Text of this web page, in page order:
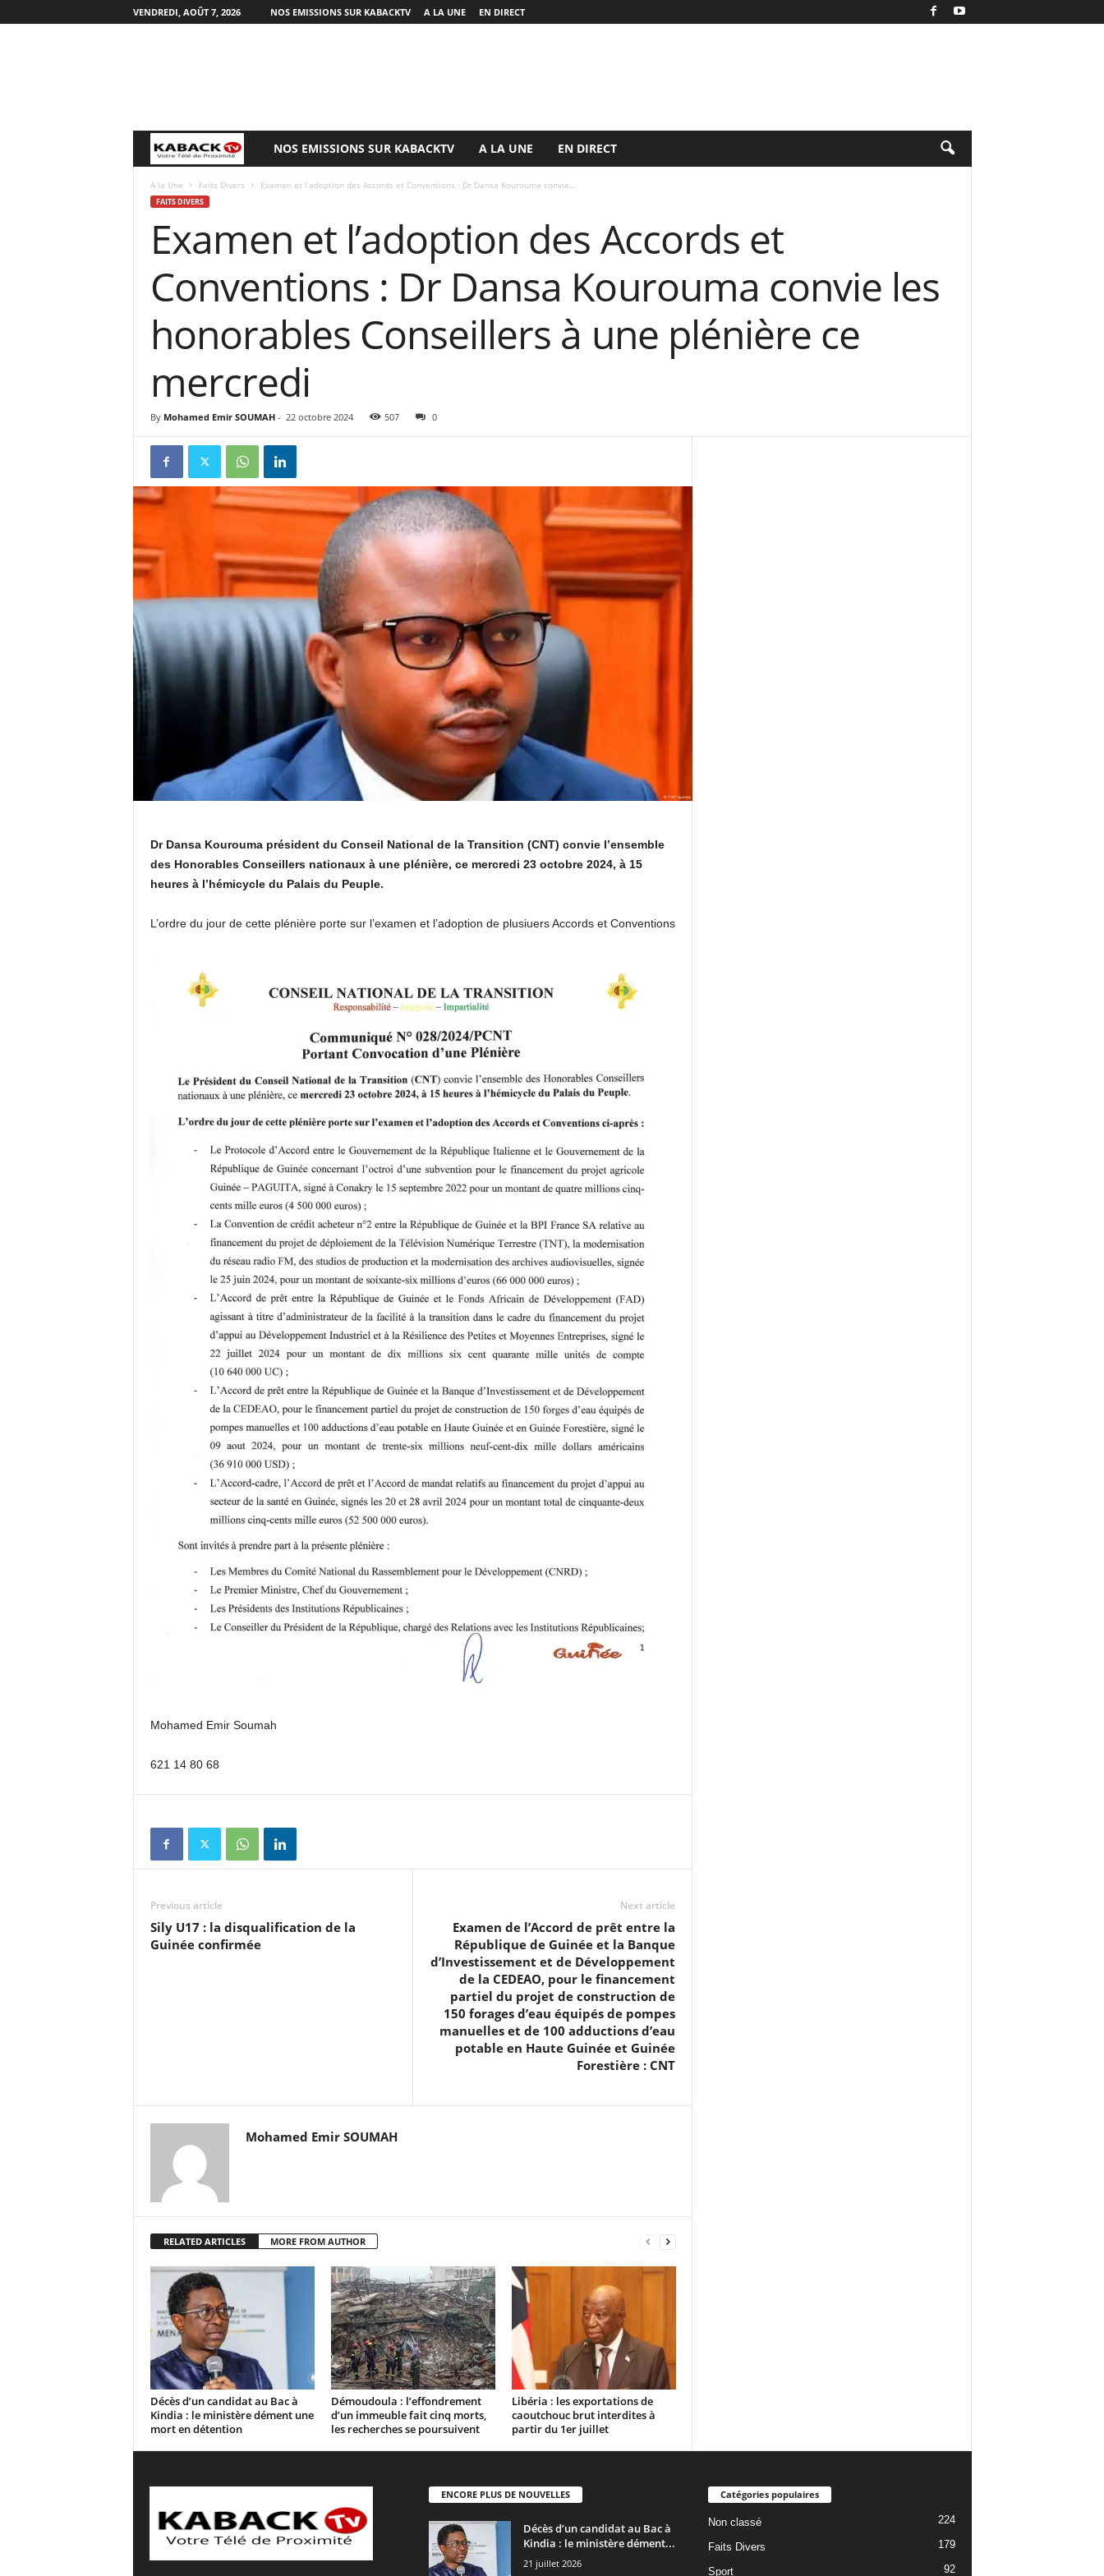
VENDREDI, AOÛT 7, 2026 NOS EMISSIONS SUR KABACKTV A LA UNE EN DIRECT
i
n
e
u
e
u
k
a
b
k
t
g
NOS EMISSIONS SUR KABACKTV A LA UNE EN DIRECT
A la Une Faits Divers Examen et l’adoption des Accords et Conventions : Dr Dansa Kourouma convie...
FAITS DIVERS
Examen et l’adoption des Accords et
Conventions : Dr Dansa Kourouma convie les
honorables Conseillers à une plénière ce
mercredi
By Mohamed Emir SOUMAH- 22 octobre 2024 507 0
Dr Dansa Kourouma président du Conseil National de la Transition (CNT) convie l’ensemble
des Honorables Conseillers nationaux à une plénière, ce mercredi 23 octobre 2024, à 15
heures à l’hémicycle du Palais du Peuple.
L’ordre du jour de cette plénière porte sur l’examen et l’adoption de plusiuers Accords et Conventions
Mohamed Emir Soumah
621 14 80 68
Previous article
Sily U17 : la disqualification de la
Guinée confirmée
Next article
Examen de l’Accord de prêt entre la
République de Guinée et la Banque
d’Investissement et de Développement
de la CEDEAO, pour le financement
partiel du projet de construction de
150 forages d’eau équipés de pompes
manuelles et de 100 adductions d’eau
potable en Haute Guinée et Guinée
Forestière : CNT
Mohamed Emir SOUMAH
RELATED ARTICLES MORE FROM AUTHOR
Décès d’un candidat au Bac à
Kindia : le ministère dément une
mort en détention
Démoudoula : l’effondrement
d’un immeuble fait cinq morts,
les recherches se poursuivent
Libéria : les exportations de
caoutchouc brut interdites à
partir du 1er juillet
ENCORE PLUS DE NOUVELLES
Décès d’un candidat au Bac à
Kindia : le ministère dément...
21 juillet 2026
Catégories populaires
Non classé 224
Faits Divers 179
Sport 92